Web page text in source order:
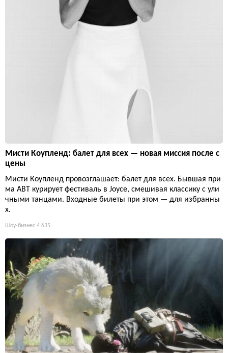
Мисти Коупленд: балет для всех — новая миссия после с
цены
Мисти Коупленд провозглашает: балет для всех. Бывшая при
ма ABT курирует фестиваль в Joyce, смешивая классику с ули
чными танцами. Входные билеты при этом — для избранны
х.
Шоу-бизнес 4 635